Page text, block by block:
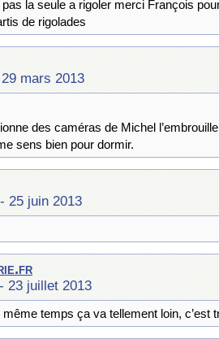
la seule a rigoler merci François
de rigolades
mars 2013
des caméras de Michel
sens bien pour dormir.
- 25 juin 2013
- 23 juillet 2013
même temps ça va tellement loin, c’est